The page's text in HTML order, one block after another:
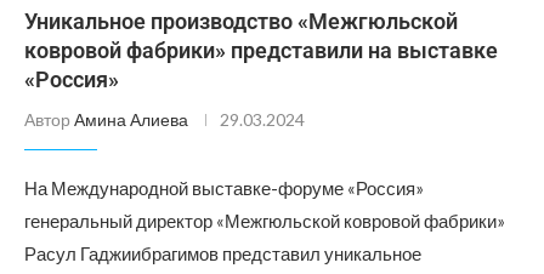
Уникальное производство «Межгюльской
ковровой фабрики» представили на выставке
«Россия»
Автор Амина Алиева 29.03.2024
На Международной выставке-форуме «Россия»
генеральный директор «Межгюльской ковровой фабрики»
Расул Гаджиибрагимов представил уникальное